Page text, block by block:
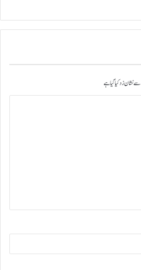
سے نشان زد کیا گیا ہے